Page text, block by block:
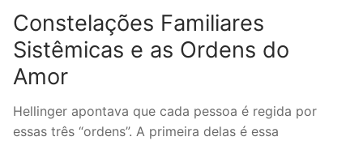
Constelações Familiares
Sistêmicas e as Ordens do
Amor
Hellinger apontava que cada pessoa é regida por
essas três “ordens”. A primeira delas é essa